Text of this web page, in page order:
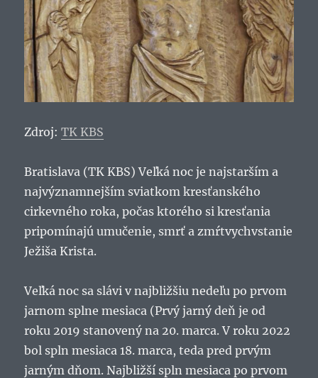
Zdroj:TK KBS
Bratislava (TK KBS) Veľká noc je najstarším a
najvýznamnejším sviatkom kresťanského
cirkevného roka, počas ktorého si kresťania
pripomínajú umučenie, smrť a zmŕtvychvstanie
Ježiša Krista.
Veľká noc sa slávi v najbližšiu nedeľu po prvom
jarnom splne mesiaca (Prvý jarný deň je od
roku 2019 stanovený na 20. marca. V roku 2022
bol spln mesiaca 18. marca, teda pred prvým
jarným dňom. Najbližší spln mesiaca po prvom